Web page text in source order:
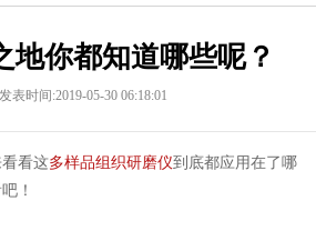
你都知道哪些呢？
发表时间:2019-05-30 06:18:01
看这多样品组织研磨仪到底都应用在了哪
！